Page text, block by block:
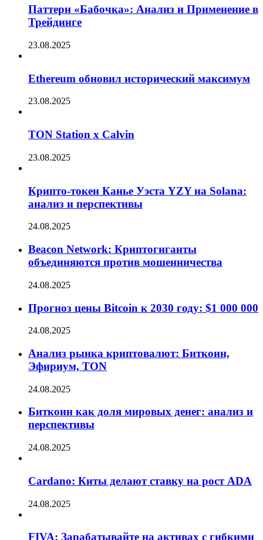
Паттерн «Бабочка»: Анализ и Применение в
Трейдинге
23.08.2025
Ethereum обновил исторический максимум
23.08.2025
TON Station x Calvin
23.08.2025
Крипто-токен Канье Уэста YZY на Solana:
анализ и перспективы
24.08.2025
Beacon Network: Криптогиганты
объединяются против мошенничества
24.08.2025
Прогноз цены Bitcoin к 2030 году: $1 000 000
24.08.2025
Анализ рынка криптовалют: Биткоин,
Эфириум, TON
24.08.2025
Биткоин как доля мировых денег: анализ и
перспективы
24.08.2025
Cardano: Киты делают ставку на рост ADA
24.08.2025
FIVA: Зарабатывайте на активах с гибкими